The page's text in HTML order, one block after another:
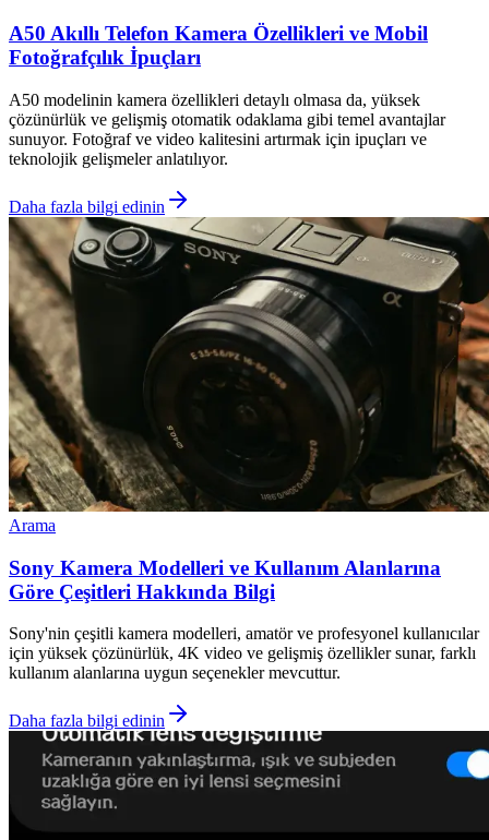
A50 Akıllı Telefon Kamera Özellikleri ve Mobil
Fotoğrafçılık İpuçları
A50 modelinin kamera özellikleri detaylı olmasa da, yüksek
çözünürlük ve gelişmiş otomatik odaklama gibi temel avantajlar
sunuyor. Fotoğraf ve video kalitesini artırmak için ipuçları ve
teknolojik gelişmeler anlatılıyor.
Daha fazla bilgi edinin
Arama
Sony Kamera Modelleri ve Kullanım Alanlarına
Göre Çeşitleri Hakkında Bilgi
Sony'nin çeşitli kamera modelleri, amatör ve profesyonel kullanıcılar
için yüksek çözünürlük, 4K video ve gelişmiş özellikler sunar, farklı
kullanım alanlarına uygun seçenekler mevcuttur.
Daha fazla bilgi edinin